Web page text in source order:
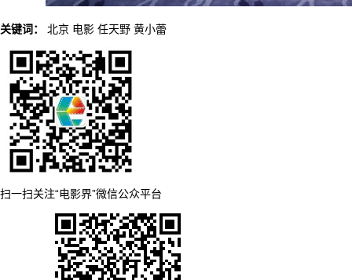
关键词： 北京 电影 任天野 黄小蕾
扫一扫关注“电影界”微信公众平台